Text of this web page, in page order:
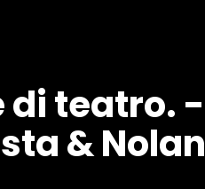
teatro.
&